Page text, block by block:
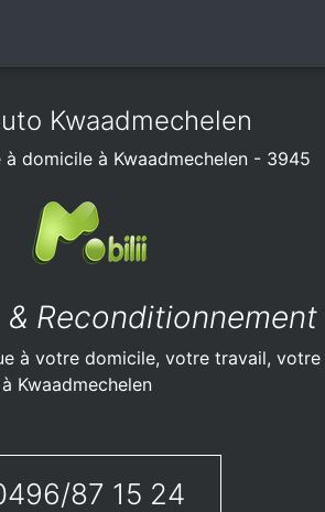
Kwaadmechelen
domicile à Kwaadmechelen - 3945
Reconditionnement
à votre domicile, votre travail, votre
Kwaadmechelen
87 15 24